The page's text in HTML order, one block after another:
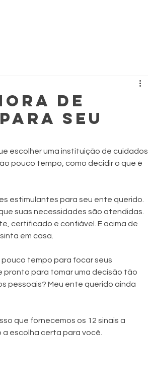
de
seu
escolher uma instituição de cuidados
pouco tempo, como decidir o que é
estimulantes para seu ente querido.
suas necessidades são atendidas.
certificado e confiável. E acima de
em casa.
tempo para focar seus
pronto para tomar uma decisão tão
pessoais? Meu ente querido ainda
que fornecemos os 12 sinais a
escolha certa para você.